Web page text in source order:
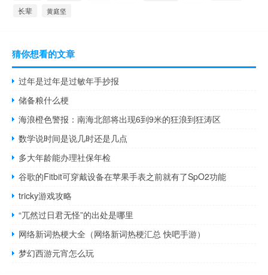
长辈 黄庭坚
猜你想看的文章
过年是过年是过敏年手抄报
储备粮什么梗
海浪橙色警报：南海北部将出现6到9米的狂浪到狂涛区
数学说时间是说几时还是几点
多大年龄能办理社保年检
谷歌的Fitbit可穿戴设备在苹果手表之前就有了SpO2功能
tricky游戏攻略
“兀然过日君无怪”的出处是哪里
网络新词热梗大全（网络新词热梗汇总 快吧手游）
梦幻西游元宵怎么玩